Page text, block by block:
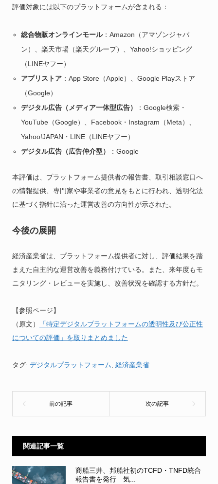
評価対象には以下のプラットフォームが含まれる：
総合物販オンラインモール：Amazon（アマゾンジャパ
ン）、楽天市場（楽天グループ）、Yahoo!ショッピング
（LINEヤフー）
アプリストア ：App Store（Apple）、Google Playストア
（Google）
デジタル広告（メディア一体型広告）
：Google検索・
YouTube（Google）、Facebook・Instagram（Meta）、
Yahoo!JAPAN・LINE（LINEヤフー）
デジタル広告（広告仲介型）
：Google
本評価は、プラットフォーム提供者の報告書、取引相談窓口へ
の情報提供、専門家や事業者の意見をもとに行われ、透明化法
に基づく指針に沿った運営改善の方向性が示された。
今後の展開
経済産業省は、プラットフォーム提供者に対し、評価結果を踏
まえた自主的な運営改善を義務付けている。また、来年度もモ
ニタリング・レビューを実施し、改善状況を確認する方針だ。
【参照ページ】
（原文）
「特定デジタルプラットフォームの透明性及び公正性
についての評価」を取りまとめました
タグ: デジタルプラットフォーム 経済産業省
関連記事一覧
商船三井、邦船社初のTCFD・TNFD統合
報告書を発行 気...